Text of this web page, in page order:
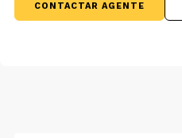
CONTACTAR AGENTE